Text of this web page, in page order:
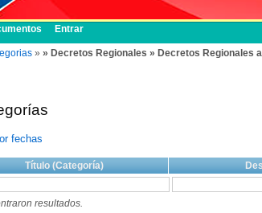
Entrar
» » Decretos Regionales » Decretos Regionales
fechas
Título (Categoría)
resultados.